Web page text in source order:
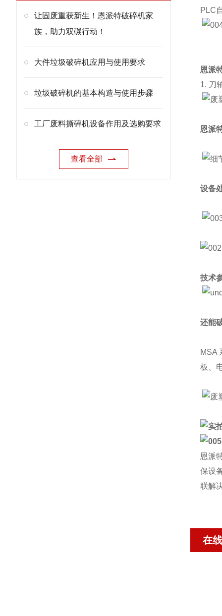
让固废重获新生！恩派特破碎机家
族，助力双碳行动！
大件垃圾破碎机应用与使用要求
垃圾破碎机的基本构造与使用步骤
工厂废料撕碎机设备作用及选购要求
查看全部
PLC
恩派
1. 刀
恩派
设备
技术
还能
MSA
板、
恩派
保设
联解
在